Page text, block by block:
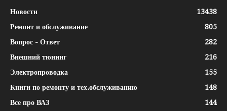
Новости
13438
Ремонт и обслуживание
805
Вопрос - Ответ
282
Внешний тюнинг
216
Электропроводка
155
Книги по ремонту и тех.обслуживанию
148
Все про ВАЗ
144